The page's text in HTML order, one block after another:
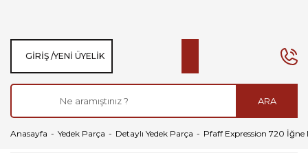
ARA
GIRIŞ /YENI ÜYELIK
Anasayfa Yedek Parça Detaylı Yedek Parça Pfaff Expression 720 İğne